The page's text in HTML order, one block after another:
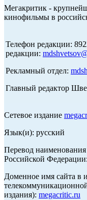
Мегакритик -
кинофильмы в
Телефон редакции:
редакции:
Рекламный отдел:
Главный редактор
Сетевое издание
Язык(и): русский
Перевод
Российской
Доменное имя сайта в
издания): megacritic.ru